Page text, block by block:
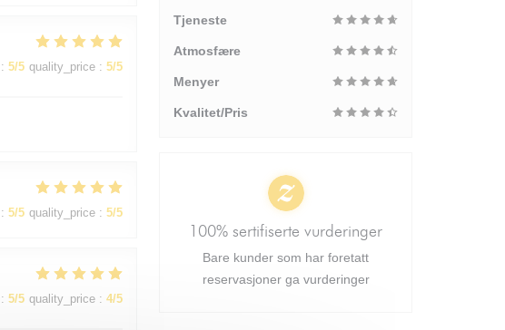
: 5/5 quality_price : 5/5
: 5/5 quality_price : 5/5
: 5/5 quality_price : 4/5
Tjeneste
Atmosfære
Menyer
Kvalitet/Pris
100% sertifiserte vurderinger
Bare kunder som har foretatt
reservasjoner ga vurderinger